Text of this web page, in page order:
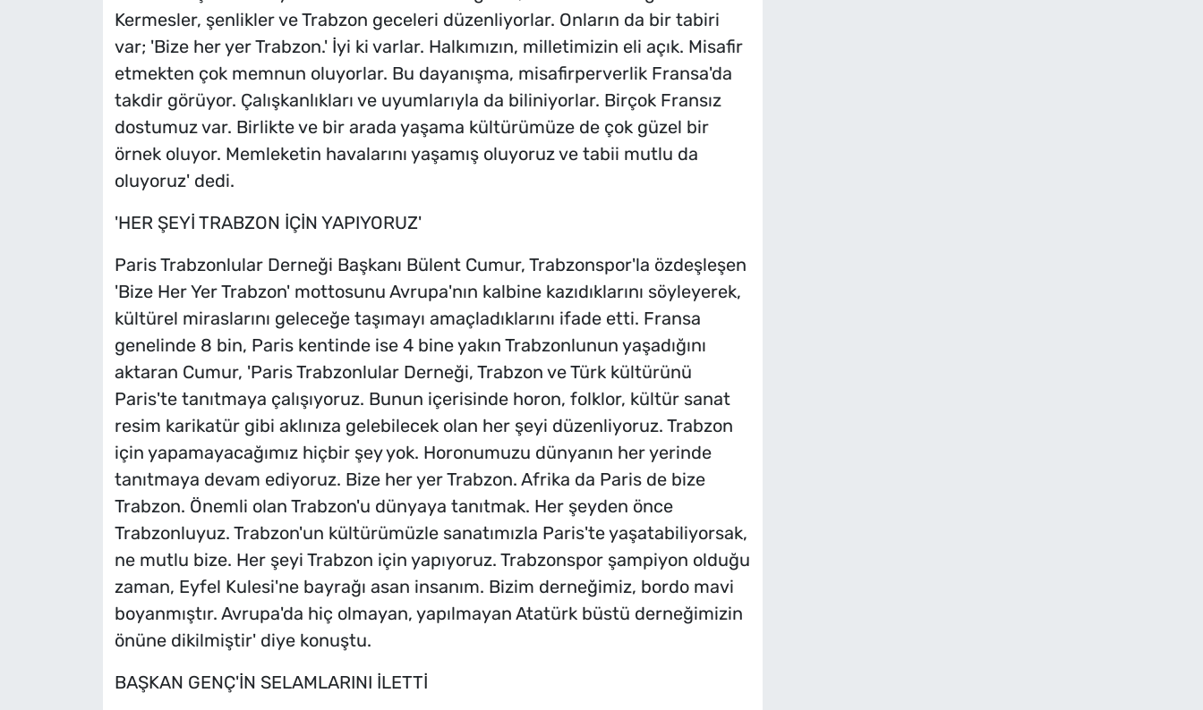
Kermesler, şenlikler ve Trabzon geceleri düzenliyorlar. Onların da bir tabiri
var; 'Bize her yer Trabzon.' İyi ki varlar. Halkımızın, milletimizin eli açık. Misafir
etmekten çok memnun oluyorlar. Bu dayanışma, misafirperverlik Fransa'da
takdir görüyor. Çalışkanlıkları ve uyumlarıyla da biliniyorlar. Birçok Fransız
dostumuz var. Birlikte ve bir arada yaşama kültürümüze de çok güzel bir
örnek oluyor. Memleketin havalarını yaşamış oluyoruz ve tabii mutlu da
oluyoruz' dedi.
'HER ŞEYİ TRABZON İÇİN YAPIYORUZ'
Paris Trabzonlular Derneği Başkanı Bülent Cumur, Trabzonspor'la özdeşleşen
'Bize Her Yer Trabzon' mottosunu Avrupa'nın kalbine kazıdıklarını söyleyerek,
kültürel miraslarını geleceğe taşımayı amaçladıklarını ifade etti. Fransa
genelinde 8 bin, Paris kentinde ise 4 bine yakın Trabzonlunun yaşadığını
aktaran Cumur, 'Paris Trabzonlular Derneği, Trabzon ve Türk kültürünü
Paris'te tanıtmaya çalışıyoruz. Bunun içerisinde horon, folklor, kültür sanat
resim karikatür gibi aklınıza gelebilecek olan her şeyi düzenliyoruz. Trabzon
için yapamayacağımız hiçbir şey yok. Horonumuzu dünyanın her yerinde
tanıtmaya devam ediyoruz. Bize her yer Trabzon. Afrika da Paris de bize
Trabzon. Önemli olan Trabzon'u dünyaya tanıtmak. Her şeyden önce
Trabzonluyuz. Trabzon'un kültürümüzle sanatımızla Paris'te yaşatabiliyorsak,
ne mutlu bize. Her şeyi Trabzon için yapıyoruz. Trabzonspor şampiyon olduğu
zaman, Eyfel Kulesi'ne bayrağı asan insanım. Bizim derneğimiz, bordo mavi
boyanmıştır. Avrupa'da hiç olmayan, yapılmayan Atatürk büstü derneğimizin
önüne dikilmiştir' diye konuştu.
BAŞKAN GENÇ'İN SELAMLARINI İLETTİ